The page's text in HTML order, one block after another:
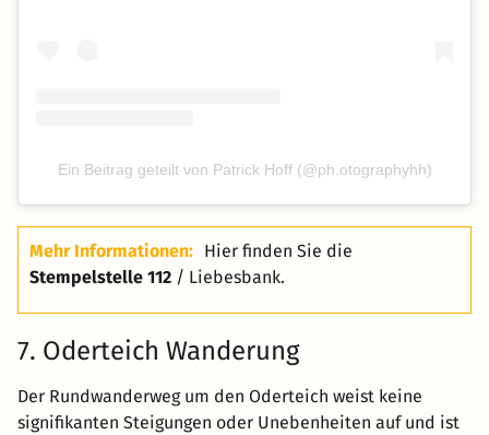
Ein Beitrag geteilt von Patrick Hoff (@ph.otographyhh)
Mehr Informationen: Hier finden Sie die
Stempelstelle 112 / Liebesbank.
7. Oderteich Wanderung
Der Rundwanderweg um den Oderteich weist keine
signifikanten Steigungen oder Unebenheiten auf und ist